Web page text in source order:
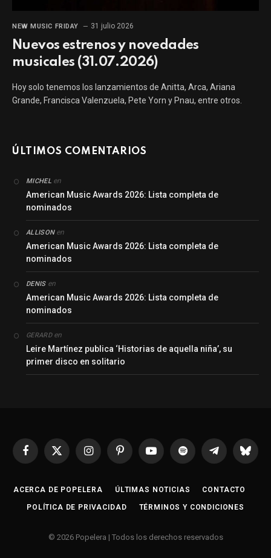
NEW MUSIC FRIDAY 31 julio 2026
Nuevos estrenos y novedades
musicales (31.07.2026)
Hoy solo tenemos los lanzamientos de Anitta, Arca, Ariana
Grande, Francisca Valenzuela, Pete Yorn y Pnau, entre otros.
ÚLTIMOS COMENTARIOS
MICHELen
American Music Awards 2026: Lista completa de
nominados
ALLISONen
American Music Awards 2026: Lista completa de
nominados
DENISen
American Music Awards 2026: Lista completa de
nominados
GERARDen
Leire Martínez publica ‘Historias de aquella niña’, su
primer disco en solitario
Facebook
X
InstagramPinterestYouTubeSpotify Telegrama
ACERCA DE POPELERA ÚLTIMAS NOTICIAS CONTACTO
POLÍTICA DE PRIVACIDAD TÉRMINOS Y CONDICIONES
© 2026 Popelera | Todos los derechos reservados